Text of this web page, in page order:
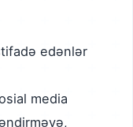
edənlər
media